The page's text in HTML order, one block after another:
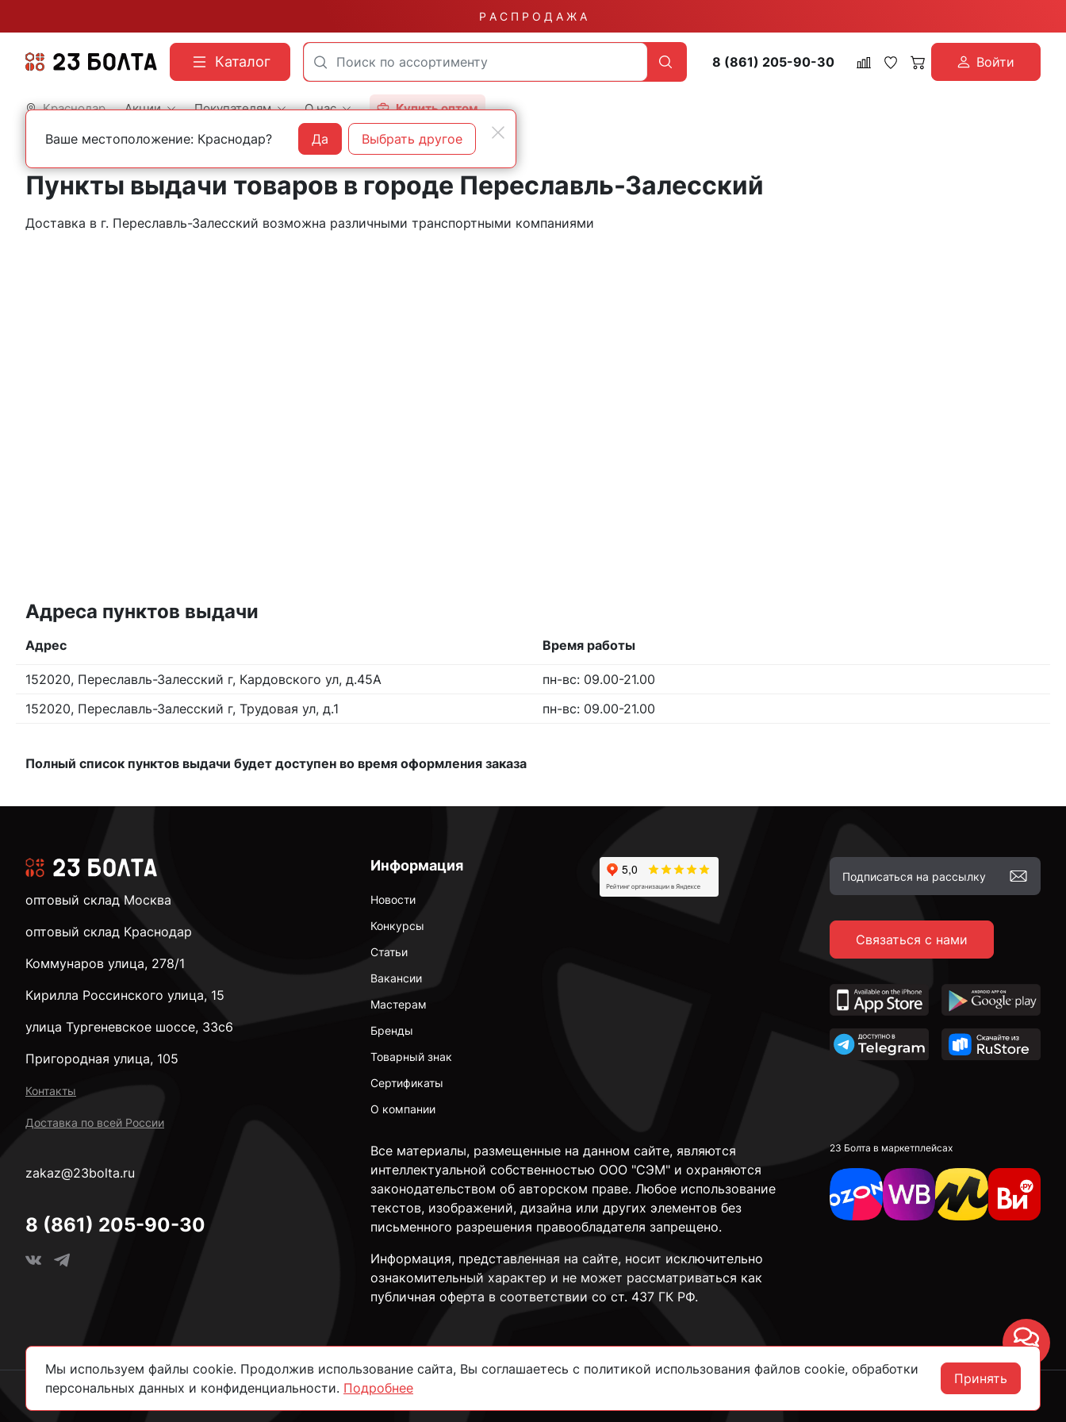
Р А С П Р О Д А Ж А
Каталог 8 (861) 205-90-30 Войти
Краснодар Акции Покупателям О нас Купить оптом
Главная Контакты Переславль-Залесский
Пункты выдачи товаров в городе Переславль-Залесский
Доставка в г. Переславль-Залесский возможна различными транспортными компаниями
Адреса пунктов выдачи
Адрес Время работы
152020, Переславль-Залесский г, Кардовского ул, д.45А
пн-вс: 09.00-21.00
152020, Переславль-Залесский г, Трудовая ул, д.1
пн-вс: 09.00-21.00
Полный список пунктов выдачи будет доступен во время оформления заказа
Информация
Новости
Конкурсы
Статьи
Вакансии
Мастерам
Бренды
Товарный знак
Сертификаты
О компании
Связаться с нами
Все материалы, размещенные на данном сайте, являются
интеллектуальной собственностью ООО "СЭМ" и охраняются
законодательством об авторском праве. Любое использование
текстов, изображений, дизайна или других элементов без
письменного разрешения правообладателя запрещено.
Информация, представленная на сайте, носит исключительно
ознакомительный характер и не может рассматриваться как
публичная оферта в соответствии со ст. 437 ГК РФ.
23 Болта в маркетплейсах
оптовый склад Москва
оптовый склад Краснодар
Коммунаров улица, 278/1
Кирилла Россинского улица, 15
улица Тургеневское шоссе, 33с6
Пригородная улица, 105
Контакты
Доставка по всей России
zakaz@23bolta.ru
8 (861) 205-90-30
Мы используем файлы cookie. Продолжив использование сайта, Вы соглашаетесь с политикой использования файлов cookie, обработки
персональных данных и конфиденциальности. Подробнее
Принять
Ваше местоположение: Краснодар? Да Выбрать другое